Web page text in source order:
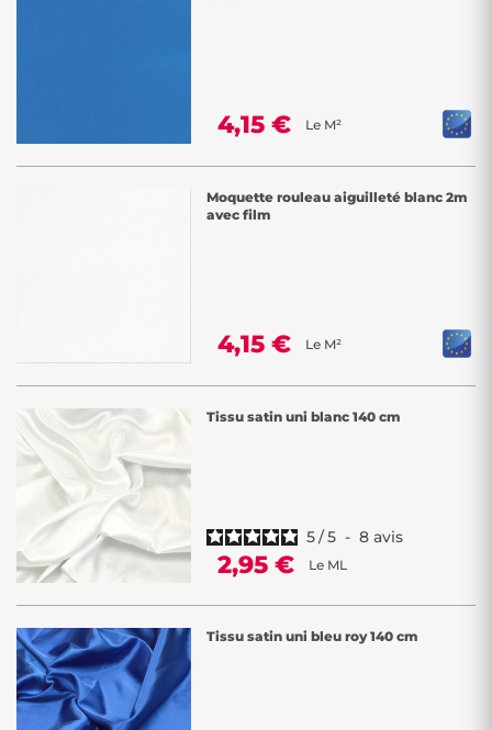
4,15 € Le M²
Moquette rouleau aiguilleté blanc 2m
avec film
4,15 € Le M²
Tissu satin uni blanc 140 cm
5/5 - 8 avis
2,95 € Le ML
Tissu satin uni bleu roy 140 cm